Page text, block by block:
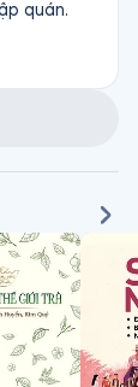
quán.